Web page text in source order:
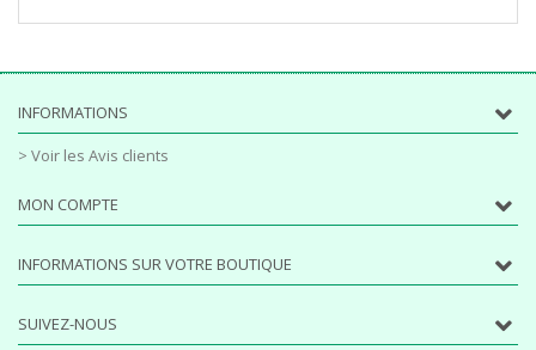
INFORMATIONS
> Voir les Avis clients
MON COMPTE
INFORMATIONS SUR VOTRE BOUTIQUE
SUIVEZ-NOUS